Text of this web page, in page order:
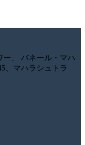
ー、 バネール・マハ
、マハラシュトラ